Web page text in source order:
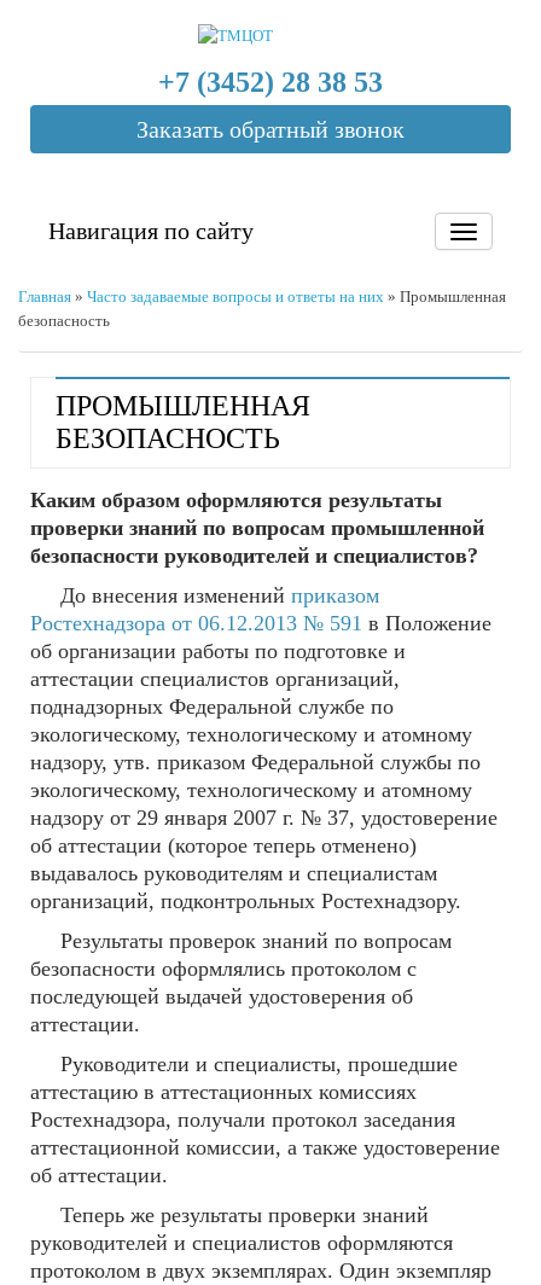
+7 (3452) 28 38 53
Заказать обратный звонок
Навигация по сайту
Главная » Часто задаваемые вопросы и ответы на них » Промышленная
безопасность
ПРОМЫШЛЕННАЯ
БЕЗОПАСНОСТЬ
Каким образом оформляются результаты
проверки знаний по вопросам промышленной
безопасности руководителей и специалистов?
До внесения изменений приказом
Ростехнадзора от 06.12.2013 № 591 в Положение
об организации работы по подготовке и
аттестации специалистов организаций,
поднадзорных Федеральной службе по
экологическому, технологическому и атомному
надзору, утв. приказом Федеральной службы по
экологическому, технологическому и атомному
надзору от 29 января 2007 г. № 37, удостоверение
об аттестации (которое теперь отменено)
выдавалось руководителям и специалистам
организаций, подконтрольных Ростехнадзору.
Результаты проверок знаний по вопросам
безопасности оформлялись протоколом с
последующей выдачей удостоверения об
аттестации.
Руководители и специалисты, прошедшие
аттестацию в аттестационных комиссиях
Ростехнадзора, получали протокол заседания
аттестационной комиссии, а также удостоверение
об аттестации.
Теперь же результаты проверки знаний
руководителей и специалистов оформляются
протоколом в двух экземплярах. Один экземпляр